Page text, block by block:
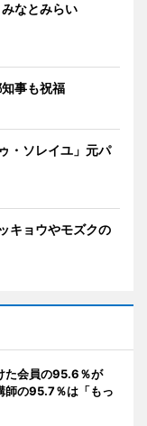
なとみらい
事も祝福
・ソレイユ」元パ
キョウやモズクの
た会員の95.6％が
師の95.7％は「もっ